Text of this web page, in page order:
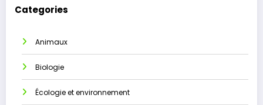
Categories
Animaux
Biologie
Écologie et environnement